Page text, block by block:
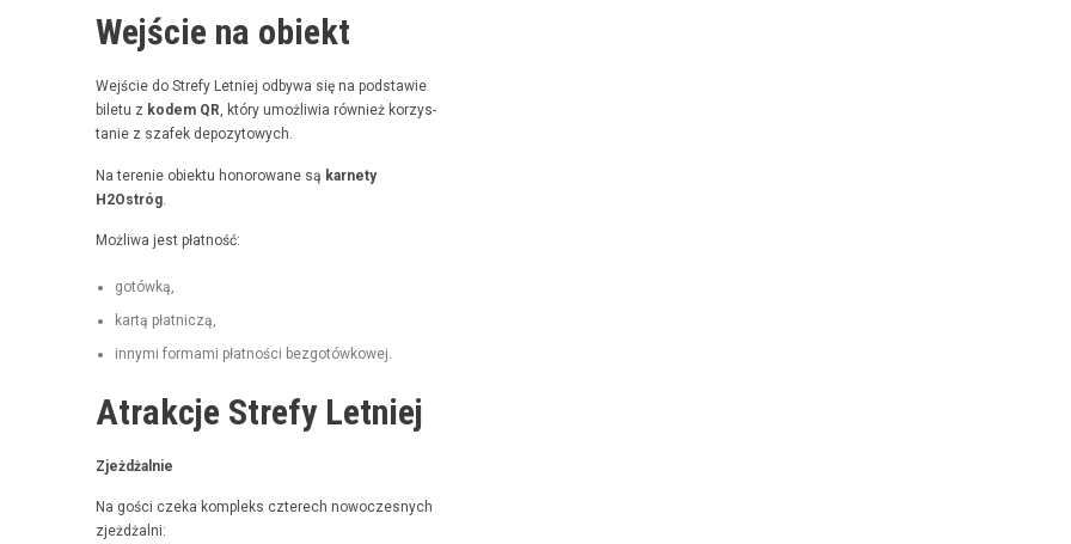
Wejście na obiekt
Wejś­cie do Stre­fy Let­niej odby­wa się na pod­staw­ie
bile­tu z kodem QR, który umożli­wia również korzys­
tanie z szafek depozytowych.
Na tere­nie obiek­tu hon­orowane są kar­ne­ty
H2Ostróg
Możli­wa jest płatność:
gotówką,
kartą płat­niczą,
inny­mi for­ma­mi płat­noś­ci bezgotówkowej.
Atrakcje Strefy Letniej
Zjeżdżal­nie
Na goś­ci czeka kom­pleks czterech nowoczes­nych
zjeżdżalni: